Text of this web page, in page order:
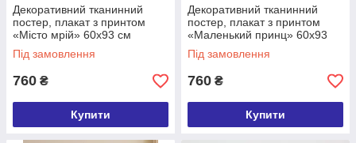
Декоративний тканинний
постер, плакат з принтом
«Місто мрій» 60х93 см
(TPSR_22S064)
Під замовлення
760 ₴
Купити
Декоративний тканинний
постер, плакат з принтом
«Маленький принц» 60х93
см (TPSR_22S063)
Під замовлення
760 ₴
Купити